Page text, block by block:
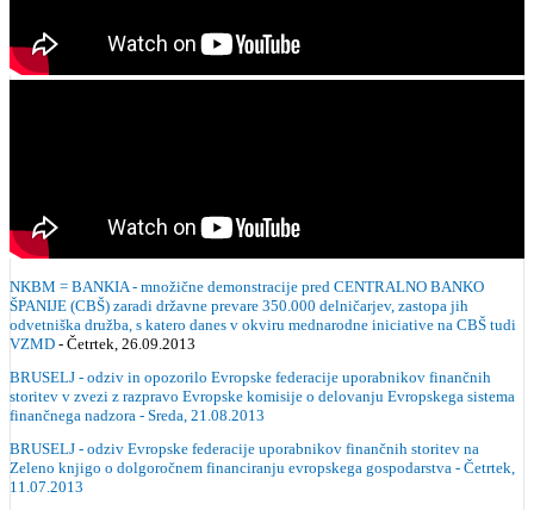
NKBM = BANKIA - množične demonstracije pred CENTRALNO BANKO
ŠPANIJE (CBŠ) zaradi državne prevare 350.000 delničarjev, zastopa jih
odvetniška družba, s katero danes v okviru mednarodne iniciative na CBŠ tudi
VZMD - Četrtek, 26.09.2013
BRUSELJ - odziv in opozorilo Evropske federacije uporabnikov finančnih
storitev v zvezi z razpravo Evropske komisije o delovanju Evropskega sistema
finančnega nadzora - Sreda, 21.08.2013
BRUSELJ - odziv Evropske federacije uporabnikov finančnih storitev na
Zeleno knjigo o dolgoročnem financiranju evropskega gospodarstva - Četrtek,
11.07.2013